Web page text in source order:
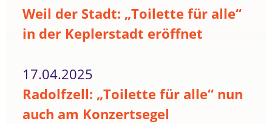
Weil der Stadt: „Toilette für alle“
in der Keplerstadt eröffnet
17.04.2025
Radolfzell: „Toilette für alle“ nun
auch am Konzertsegel